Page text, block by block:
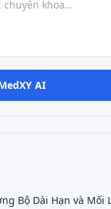
AI
Bộ Dài Hạn và Mối